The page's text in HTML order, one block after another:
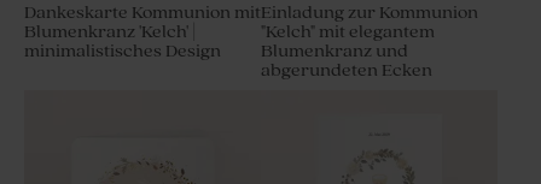
Dankeskarte Kommunion mit
Blumenkranz 'Kelch' |
minimalistisches Design
Einladung zur Kommunion
"Kelch" mit elegantem
Blumenkranz und
abgerundeten Ecken